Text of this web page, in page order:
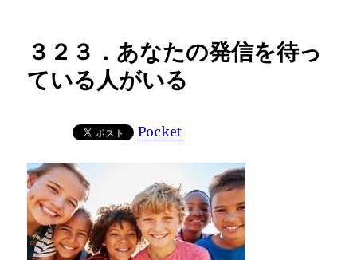
３２３．あなたの発信を待っ
ている人がいる
Pocket